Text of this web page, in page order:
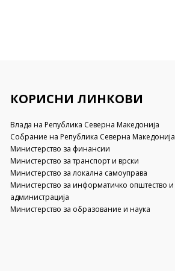
КОРИСНИ ЛИНКОВИ
Влада на Република Северна Македонија
Собрание на Република Северна Македонија
Министерство за финансии
Министерство за транспорт и врски
Министерство за локална самоуправа
Министерство за информатичко општество и
администрација
Министерство за образование и наука